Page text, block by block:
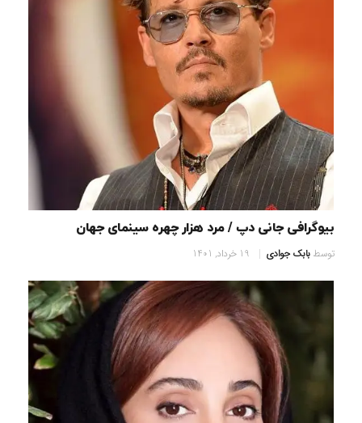
بیوگرافی جانی دپ / مرد هزار چهره سینمای جهان
توسطبابک جوادی 19 خرداد, 1401